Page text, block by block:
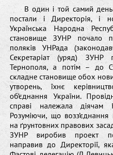
В один і той самий
постали і Директорія, і
Українська Народна
становище ЗУНР почало
поляків УНРада
Секретаріат (уряд)
Тернополя, а потім – до
складне становище обох
утворень, їхнє
об’єднання України.
справі належала діячам
Розуміючи, що возз’єднання
на ґрунтовних правових
ЗУНР виробив проект
направив до Директорії,